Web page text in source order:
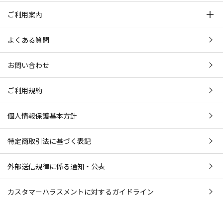
ご利用案内
よくある質問
お問い合わせ
ご利用規約
個人情報保護基本方針
特定商取引法に基づく表記
外部送信規律に係る通知・公表
カスタマーハラスメントに対するガイドライン